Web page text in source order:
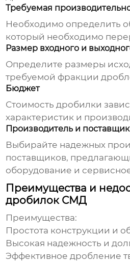
Требуемая
Необходимо определить
который необходимо
Размер входного и
Определите размеры
требуемой фракции
Бюджет
Стоимость дробилки
характеристик и
Производитель и поставщик
Выбирайте надежных
поставщиков,
оборудование и
Преимущества и
дробилок СМД
Преимущества:
Простота конструкции и
Высокая надежность и
Эффективное дробление